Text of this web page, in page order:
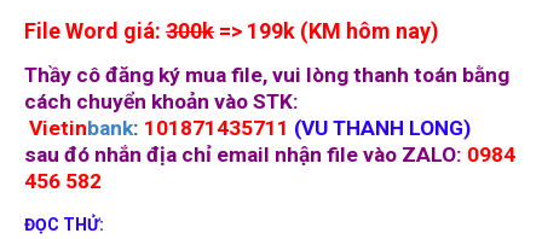
File Word giá: 300k => 199k (KM hôm nay)
Thầy cô đăng ký mua file, vui lòng thanh toán bằng
cách chuyển khoản vào STK:
Vietinbank: 101871435711 (VU THANH LONG)
sau đó nhắn địa chỉ email nhận file vào ZALO: 0984
456 582
ĐỌC THỬ: